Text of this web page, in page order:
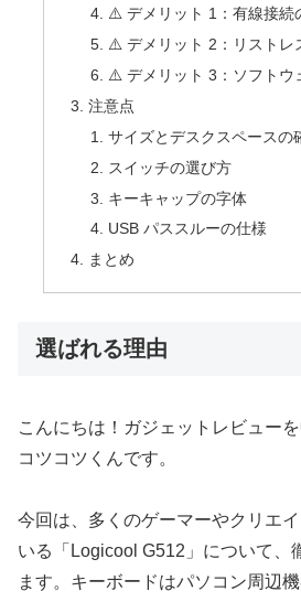
⚠️ デメリット 1：有線接続
⚠️ デメリット 2：リストレ
⚠️ デメリット 3：ソフトウ
注意点
サイズとデスクスペースの
スイッチの選び方
キーキャップの字体
USB パススルーの仕様
まとめ
選ばれる理由
こんにちは！ガジェットレビュー
コツコツくんです。
今回は、多くのゲーマーやクリエ
いる「Logicool G512」について、
ます。キーボードはパソコン周辺